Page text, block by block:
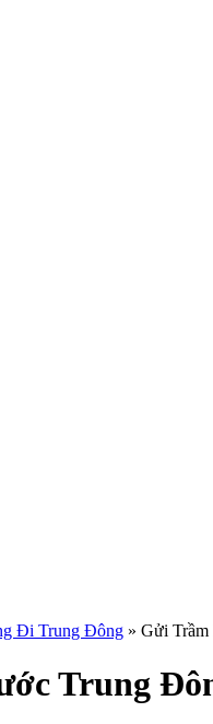
Đi Trung Đông » Gửi Trầm
Trung